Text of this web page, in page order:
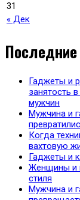
« Дек
31
Гаджеты и
занятость
мужчин
Мужчина и
Когда
вахтовую
Гаджеты и
Женщины и
стиля
Мужчина и